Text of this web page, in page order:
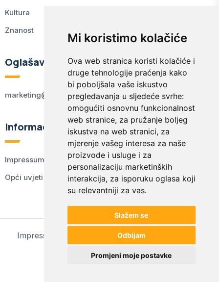
Mi koristimo kolačiće
Ova web stranica koristi kolačiće i
druge tehnologije praćenja kako
bi poboljšala vaše iskustvo
pregledavanja u sljedeće svrhe:
omogućiti osnovnu funkcionalnost
web stranice, za pružanje boljeg
iskustva na web stranici, za
mjerenje vašeg interesa za naše
proizvode i usluge i za
personalizaciju marketinških
interakcija, za isporuku oglasa koji
su relevantniji za vas.
Slažem se
Odbijam
Promjeni moje postavke
Kultura
Znanost
Oglašavanje
marketing@kodex.hr
Informacije
Impressum
Opći uvjeti korištenja
Impressum Opći uvjeti korištenjaPostavke kolačića
© 2024 kodex.hr